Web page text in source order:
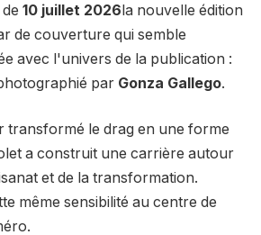
10 juillet 2026la nouvelle édition
de couverture qui semble
avec l'univers de la publication :
par Gonza Gallego.
transformé le drag en une forme
a construit une carrière autour
et de la transformation.
même sensibilité au centre de